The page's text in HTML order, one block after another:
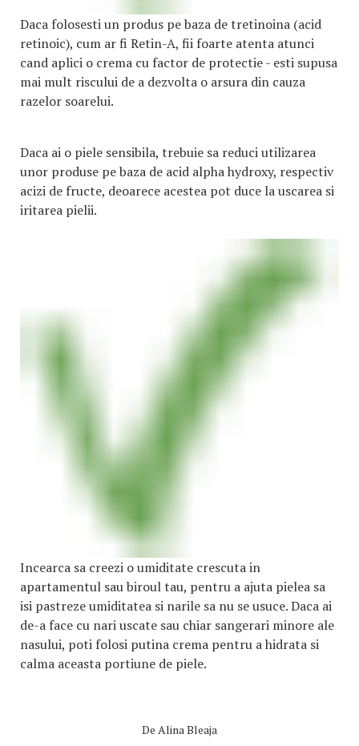
Daca folosesti un produs pe baza de tretinoina (acid
retinoic), cum ar fi Retin-A, fii foarte atenta atunci
cand aplici o crema cu factor de protectie - esti supusa
mai mult riscului de a dezvolta o arsura din cauza
razelor soarelui.
Daca ai o piele sensibila, trebuie sa reduci utilizarea
unor produse pe baza de acid alpha hydroxy, respectiv
acizi de fructe, deoarece acestea pot duce la uscarea si
iritarea pielii.
Incearca sa creezi o umiditate crescuta in
apartamentul sau biroul tau, pentru a ajuta pielea sa
isi pastreze umiditatea si narile sa nu se usuce. Daca ai
de-a face cu nari uscate sau chiar sangerari minore ale
nasului, poti folosi putina crema pentru a hidrata si
calma aceasta portiune de piele.
De Alina Bleaja